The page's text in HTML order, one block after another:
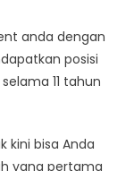
anda dengan
posisi
11 tahun
kini bisa Anda
yang pertama